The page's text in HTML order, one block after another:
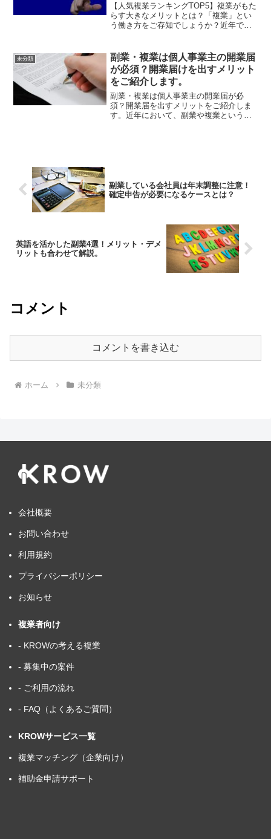
【人気複業ランキングTOP5】複業がもた
らす大きなメリットとは？「複業」とい
う働き方をご存知でしょうか？近年で
本記事では、「複業のメリット」から
「人気複業ランキング」ま...
未分類
副業・複業は個人事業主の開業届
が必須？開業届けを出すメリット
をご紹介します。
副業・複業は個人事業主の開業届が必
須？開業届を出すメリットをご紹介しま
す。近年において、副業や複業という働
副業している会社員は年末調整に注意！
確定申告が必要になるケースとは？
英語を活かした副業4選！メリット・デメ
リットも合わせて解説。
コメント
コメントを書き込む
ホーム 未分類
会社概要
お問い合わせ
利用規約
プライバシーポリシー
お知らせ
複業者向け
- KROWの考える複業
- 募集中の案件
- ご利用の流れ
- FAQ（よくあるご質問）
KROWサービス一覧
複業マッチング（企業向け）
補助金申請サポート